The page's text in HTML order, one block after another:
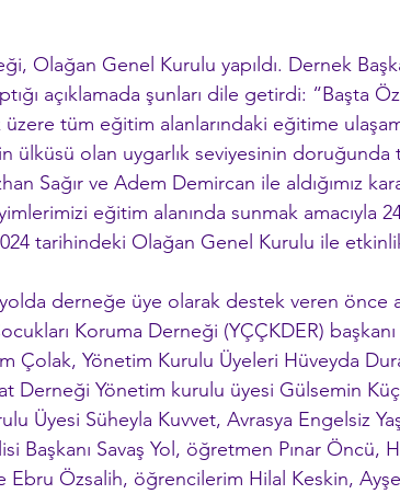
Olağan Genel Kurulu yapıldı. Dernek
açıklamada şunları dile getirdi: “Başta
tüm eğitim alanlarındaki eğitime
ülküsü olan uygarlık seviyesinin doruğunda
Sağır ve Adem Demircan ile aldığımız
eğitim alanında sunmak amacıyla
tarihindeki Olağan Genel Kurulu ile
yolda derneğe üye olarak destek veren
Koruma Derneği (YÇÇKDER)
Çolak, Yönetim Kurulu Üyeleri Hüveyda
Derneği Yönetim kurulu üyesi Gülsemin
Üyesi Süheyla Kuvvet, Avrasya Engelsiz
Başkanı Savaş Yol, öğretmen Pınar Öncü,
Ebru Özsalih, öğrencilerim Hilal Keskin,